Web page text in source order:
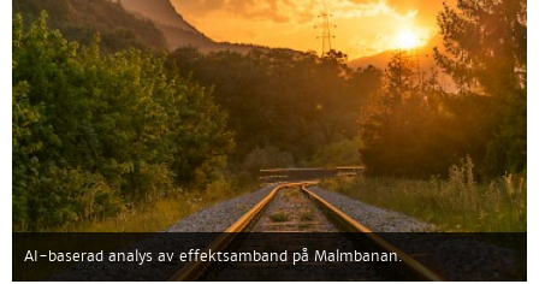
AI-baserad analys av effektsamband på Malmbanan.